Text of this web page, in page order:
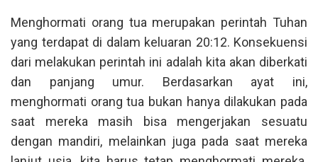
Menghormati orang tua merupakan perintah Tuhan
yang terdapat di dalam keluaran 20:12. Konsekuensi
dari melakukan perintah ini adalah kita akan diberkati
dan panjang umur. Berdasarkan ayat ini,
menghormati orang tua bukan hanya dilakukan pada
saat mereka masih bisa mengerjakan sesuatu
dengan mandiri, melainkan juga pada saat mereka